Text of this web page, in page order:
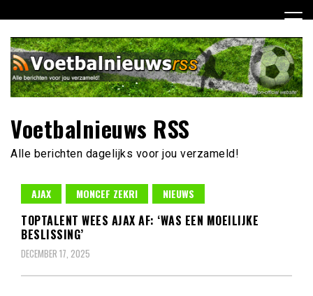
naar
inhoud
Voetbalnieuws RSS
Alle berichten dagelijks voor jou verzameld!
AJAX MONCEF ZEKRI NIEUWS
TOPTALENT WEES AJAX AF: ‘WAS EEN MOEILIJKE
BESLISSING’
DECEMBER 17, 2025